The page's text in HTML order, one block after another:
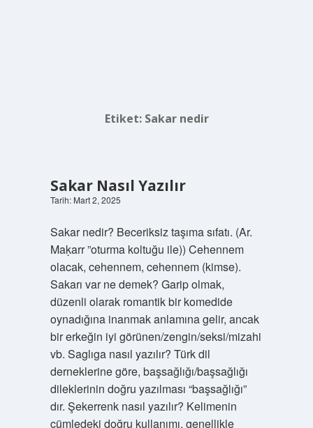
Etiket: Sakar nedir
Sakar Nasıl Yazılır
Tarih: Mart 2, 2025
Sakar nedir? Beceriksiz taşıma sıfatı. (Ar.
Maḳarr ”oturma koltuğu ile)) Cehennem
olacak, cehennem, cehennem (kimse).
Sakarı var ne demek? Garip olmak,
düzenli olarak romantik bir komedide
oynadığına inanmak anlamına gelir, ancak
bir erkeğin iyi görünen/zengin/seksi/mizahi
vb. Saglıga nasıl yazılır? Türk dil
derneklerine göre, başsağlığı/başsağlığı
dileklerinin doğru yazılması “başsağlığı”
dır. Şekerrenk nasıl yazılır? Kelimenin
cümledeki doğru kullanımı, genellikle